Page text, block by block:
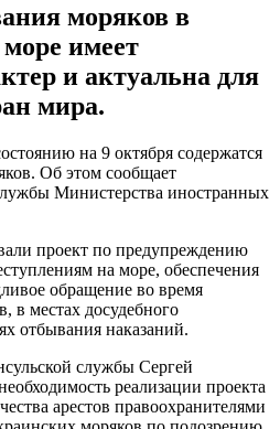
моряков в
имеет
и актуальна для
мира.
на 9 октября содержатся
Об этом сообщает
Министерства иностранных
проект по предупреждению
на море, обеспечения
обращение во время
в местах досудебного
отбывания наказаний.
службы Сергей
реализации проекта
арестов правоохранителями